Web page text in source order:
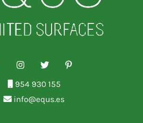
954 930 155
info@equs.es